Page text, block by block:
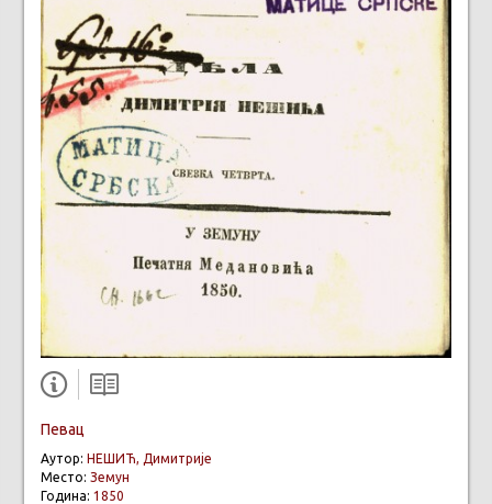
Певац
Аутор: НЕШИЋ, Димитрије
Место: Земун
Година: 1850